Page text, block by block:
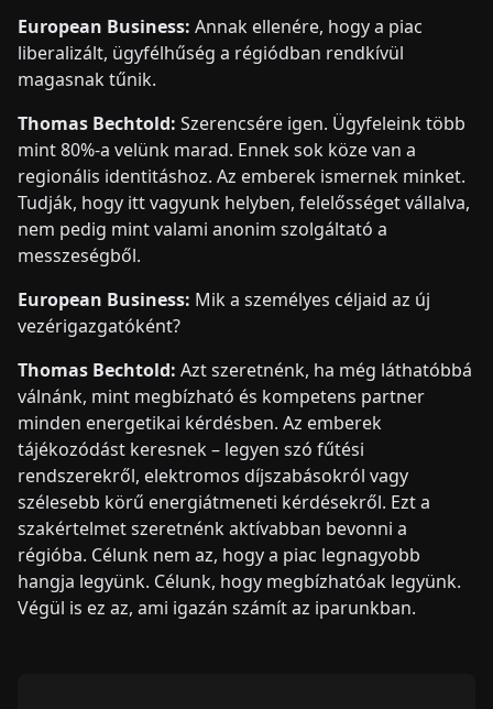
European Business: Annak ellenére, hogy a piac
liberalizált, ügyfélhűség a régiódban rendkívül
magasnak tűnik.
Thomas Bechtold: Szerencsére igen. Ügyfeleink több
mint 80%-a velünk marad. Ennek sok köze van a
regionális identitáshoz. Az emberek ismernek minket.
Tudják, hogy itt vagyunk helyben, felelősséget vállalva,
nem pedig mint valami anonim szolgáltató a
messzeségből.
European Business: Mik a személyes céljaid az új
vezérigazgatóként?
Thomas Bechtold: Azt szeretnénk, ha még láthatóbbá
válnánk, mint megbízható és kompetens partner
minden energetikai kérdésben. Az emberek
tájékozódást keresnek – legyen szó fűtési
rendszerekről, elektromos díjszabásokról vagy
szélesebb körű energiátmeneti kérdésekről. Ezt a
szakértelmet szeretnénk aktívabban bevonni a
régióba. Célunk nem az, hogy a piac legnagyobb
hangja legyünk. Célunk, hogy megbízhatóak legyünk.
Végül is ez az, ami igazán számít az iparunkban.